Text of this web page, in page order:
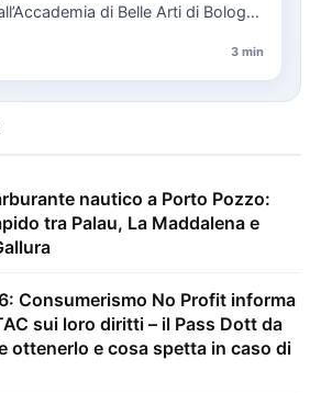
di Belle Arti di Bologna
3 min
nautico a Porto Pozzo:
tra Palau, La Maddalena e
Consumerismo No Profit informa
sui loro diritti – il Pass Dott da
ottenerlo e cosa spetta in caso di